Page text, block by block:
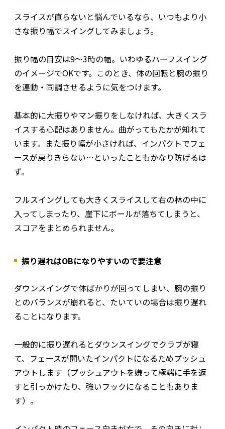
スライスが直らないと悩んでいるなら、いつもより小
さな振り幅でスイングしてみましょう。
振り幅の目安は9～3時の幅。いわゆるハーフスイング
のイメージでOKです。このとき、体の回転と腕の振り
を連動・同調させるように気をつけます。
基本的に大振りやマン振りをしなければ、大きくスラ
イスする心配はありません。曲がってもたかが知れて
います。また振り幅が小さければ、インパクトでフェ
ースが戻りきらない…といったこともかなり防げるは
ず。
フルスイングしても大きくスライスして右の林の中に
入ってしまったり、崖下にボールが落ちてしまうと、
スコアをまとめられません。
振り遅れはOBになりやすいので要注意
ダウンスイングで体ばかりが回ってしまい、腕の振り
とのバランスが崩れると、たいていの場合は振り遅れ
ることになります。
一般的に振り遅れるとダウンスイングでクラブが寝
て、フェースが開いたインパクトになるためプッシュ
アウトします（プッシュアウトを嫌って極端に手を返
すと引っかけたり、強いフックになることもありま
す）。